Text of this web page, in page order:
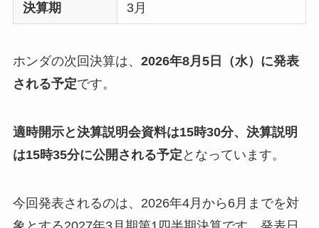
決算期 3月
ホンダの次回決算は、 2026年8月5日（水）に発表
される予定です。
適時開示と決算説明会資料は15時30分、決算説明
は15時35分に公開される予定 となっています。
今回発表されるのは、2026年4月から6月までを対